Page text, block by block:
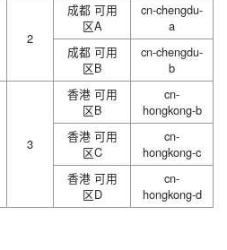
2
成都 可用
区A
cn-chengdu-
a
成都 可用
区B
cn-chengdu-
b
3
香港 可用
区B
cn-
hongkong-b
香港 可用
区C
cn-
hongkong-c
香港 可用
区D
cn-
hongkong-d